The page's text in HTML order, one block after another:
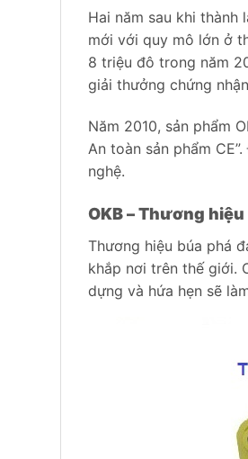
Hai năm sau khi thành
mới với quy mô lớn ở
8 triệu đô trong năm
giải thưởng chứng
Năm 2010, sản phẩm
An toàn sản phẩm
nghệ.
OKB – Thương
Thương hiệu búa phá
khắp nơi trên thế giới.
dựng và hứa hẹn sẽ